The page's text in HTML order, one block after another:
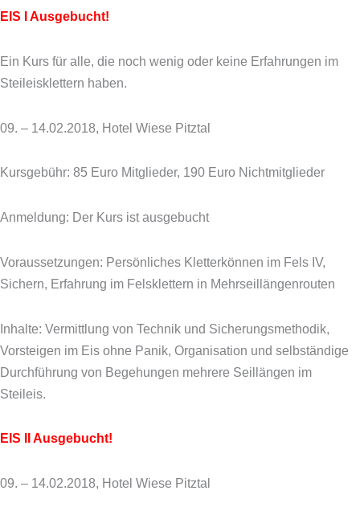
EIS IAusgebucht!
Ein Kurs für alle, die noch wenig oder keine Erfahrungen im
Steileisklettern haben.
09. – 14.02.2018, Hotel Wiese Pitztal
Kursgebühr: 85 Euro Mitglieder, 190 Euro Nichtmitglieder
Anmeldung: Der Kurs ist ausgebucht
Voraussetzungen: Persönliches Kletterkönnen im Fels IV,
Sichern, Erfahrung im Felsklettern in Mehrseillängenrouten
Inhalte: Vermittlung von Technik und Sicherungsmethodik,
Vorsteigen im Eis ohne Panik, Organisation und selbständige
Durchführung von Begehungen mehrere Seillängen im
Steileis.
EIS IIAusgebucht!
09. – 14.02.2018, Hotel Wiese Pitztal